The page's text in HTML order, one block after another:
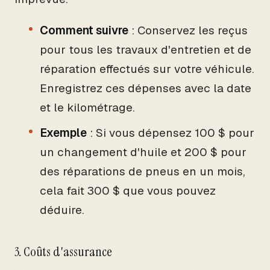
Comment suivre : Conservez les reçus
pour tous les travaux d'entretien et de
réparation effectués sur votre véhicule.
Enregistrez ces dépenses avec la date
et le kilométrage.
Exemple : Si vous dépensez 100 $ pour
un changement d'huile et 200 $ pour
des réparations de pneus en un mois,
cela fait 300 $ que vous pouvez
déduire.
3. Coûts d'assurance